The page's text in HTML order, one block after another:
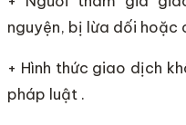
nguyện, bị lừa dối hoặc
+ Hình thức giao dịch
pháp luật .